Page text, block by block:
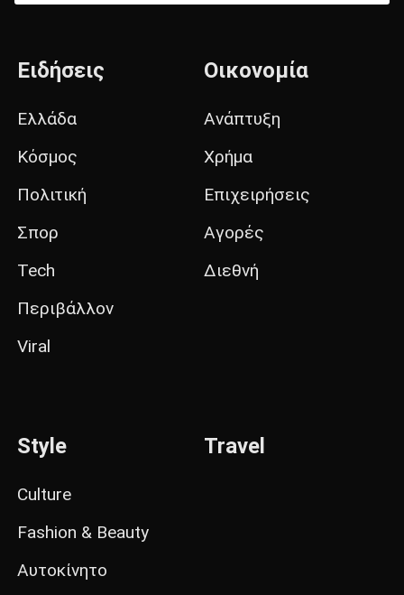
Ειδήσεις
Ελλάδα
Κόσμος
Πολιτική
Σπορ
Tech
Περιβάλλον
Viral
Οικονομία
Ανάπτυξη
Χρήμα
Επιχειρήσεις
Αγορές
Διεθνή
Style
Culture
Fashion & Beauty
Αυτοκίνητο
Travel